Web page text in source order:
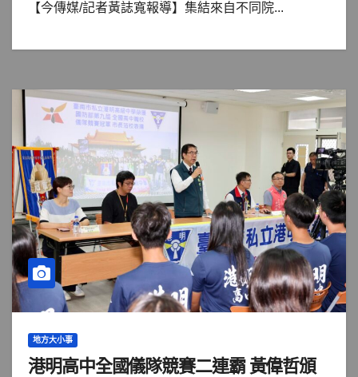
【今傳媒/記者黃誌寬報導】集結來自不同院...
地方大小事
港明高中全國儀隊競賽二連霸 黃偉哲頒